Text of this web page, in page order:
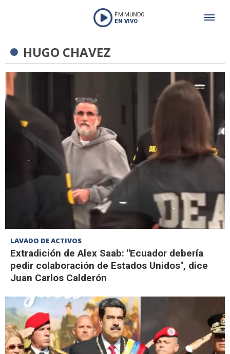
FM MUNDO
EN VIVO
HUGO CHAVEZ
LAVADO DE ACTIVOS
Extradición de Alex Saab: "Ecuador debería
pedir colaboración de Estados Unidos", dice
Juan Carlos Calderón